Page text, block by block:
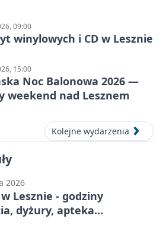
09:00
winylowych i CD w Lesznie
15:00
Noc Balonowa 2026 —
weekend nad Lesznem
Kolejne wydarzenia
2026
Lesznie - godziny
dyżury, apteka